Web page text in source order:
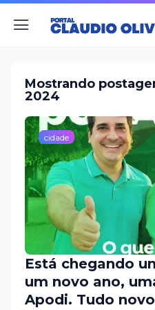
Mostrando
2024
cidade
Está chegando
um novo ano,
Apodi. Tudo